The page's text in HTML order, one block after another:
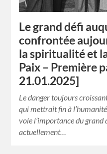
Le grand défi
confrontée
la spiritualité et
Paix – Première
21.01.2025]
Le danger toujours
qui mettrait fin à
vole l’importance du grand
actuellement…